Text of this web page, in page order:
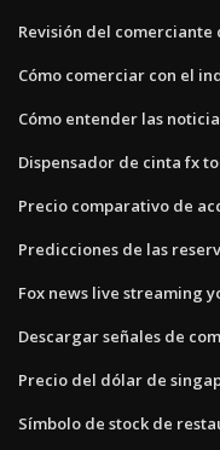
Revisión del comerciante
Cómo comerciar con el
Cómo entender las
Dispensador de cinta fx
Precio comparativo de
Predicciones de las
Fox news live streaming
Descargar señales de
Precio del dólar de
Símbolo de stock de